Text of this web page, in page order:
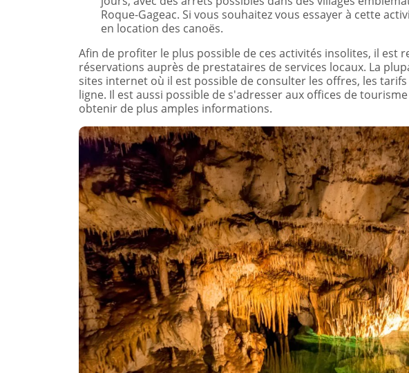
Roque-Gageac. Si vous souhaitez vous essayer à cette
en location des canoës.
Afin de profiter le plus possible de ces activités insolites, il est
réservations auprès de prestataires de services locaux. La
sites internet où il est possible de consulter les offres, les
ligne. Il est aussi possible de s'adresser aux offices de
obtenir de plus amples informations.